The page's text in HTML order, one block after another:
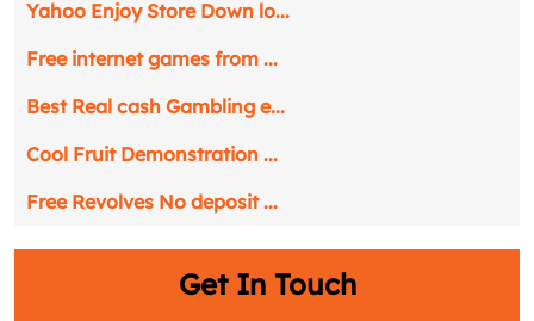
Yahoo Enjoy Store Down lo...
Free internet games from ...
Best Real cash Gambling e...
Cool Fruit Demonstration ...
Free Revolves No deposit ...
Get In Touch